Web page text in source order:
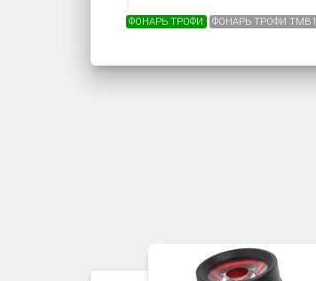
ФОНАРЬ ТРОФИ ФОНАРЬ ТРОФИ TMB1